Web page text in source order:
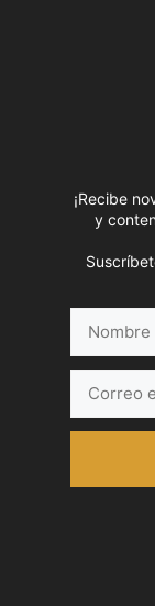
¡Recibe
y
electrónico